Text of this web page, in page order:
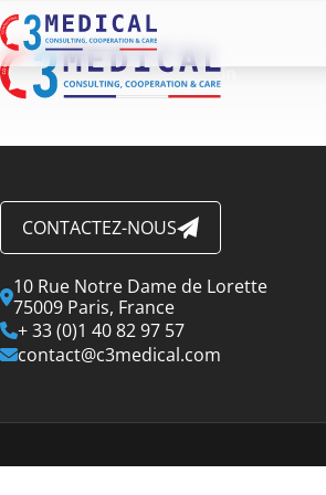
CONTACTEZ-NOUS
10 Rue Notre Dame de Lorette
75009 Paris, France
+ 33 (0)1 40 82 97 57
contact@c3medical.com